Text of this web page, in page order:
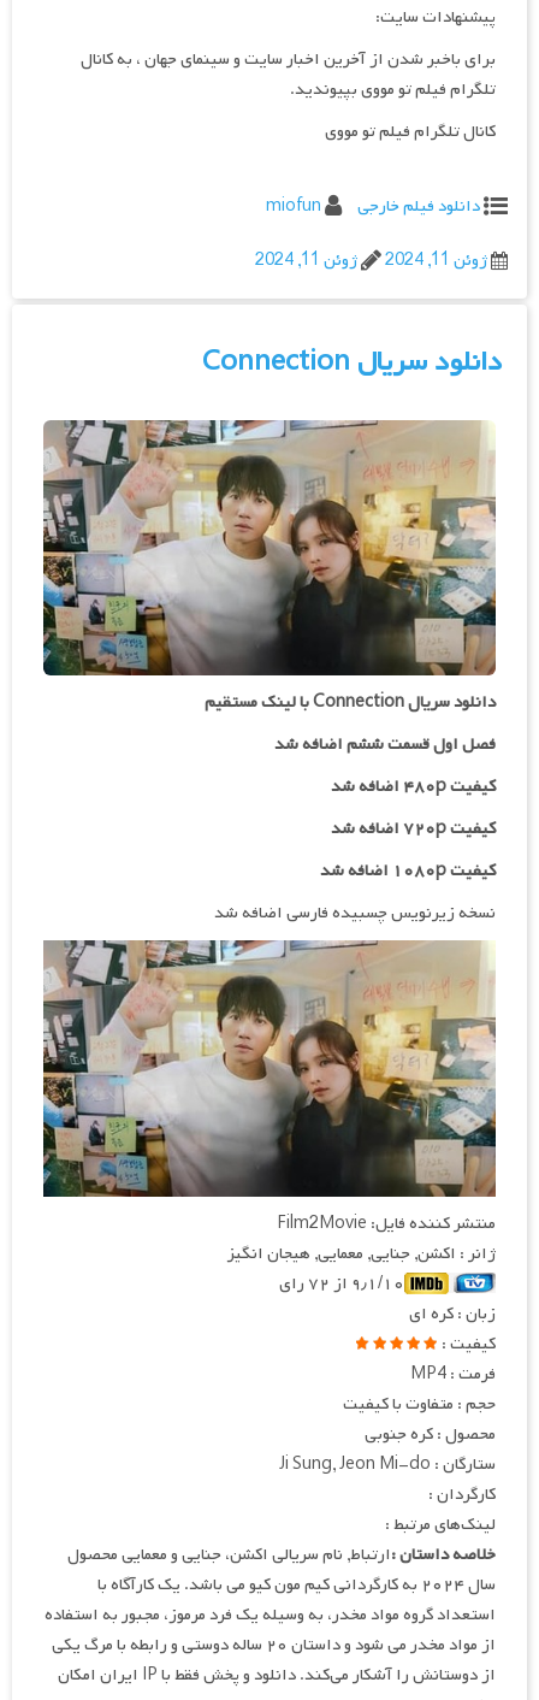
پیشنهادات سایت:
برای باخبر شدن از آخرین اخبار سایت و سینمای جهان ، به کانال
تلگرام فیلم تو مووی بپیوندید.
کانال تلگرام فیلم تو مووی
دانلود فیلم خارجی
miofun
ژوئن 11, 2024
ژوئن 11, 2024
دانلود سریال Connection
دانلود سریال Connection با لینک مستقیم
فصل اول قسمت ششم اضافه شد
کیفیت ۴۸۰p اضافه شد
کیفیت ۷۲۰p
اضافه شد
کیفیت ۱۰۸۰p اضافه شد
نسخه زیرنویس چسبیده فارسی اضافه شد
منتشر کننده فایل: Film2Movie
ژانر : اکشن, جنایی, معمایی, هیجان انگیز
۹٫۱/۱۰ از ۷۲ رای
زبان : کره ای
کیفیت :
فرمت : MP4
حجم : متفاوت با کیفیت
محصول : کره جنوبی
ستارگان : Ji Sung, Jeon Mi-do
کارگردان :
لینک‌های مرتبط :
خلاصه داستان :ارتباط, نام سریالی اکشن، جنایی و معمایی محصول
سال ۲۰۲۴ به کارگردانی کیم مون کیو می باشد. یک کارآگاه با
استعداد گروه مواد مخدر، به وسیله یک فرد مرموز، مجبور به استفاده
از مواد مخدر می شود و داستان ۲۰ ساله دوستی و رابطه با مرگ یکی
از دوستانش را آشکار می‌کند. دانلود و پخش فقط با IP ایران امکان